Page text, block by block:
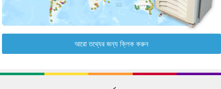
আরো তথ্যের জন্য ক্লিক করুন